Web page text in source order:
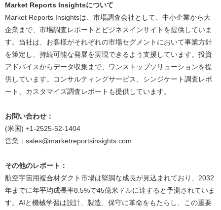
Market Reports Insightsについて
Market Reports Insightsは、市場調査会社として、中小企業から大
企業まで、市場調査レポートとビジネスインサイトを提供していま
す。当社は、お客様がそれぞれの市場セグメントにおいて事業方針
を策定し、持続可能な発展を実現できるよう支援しています。投資
アドバイスからデータ収集まで、ワンストップソリューションを提
供しています。コンサルティングサービス、シンジケート調査レポ
ート、カスタマイズ調査レポートも提供しています。
お問い合わせ：
(米国) +1-2525-52-1404
営業：sales@marketreportsinsights.com
その他のレポート：
航空宇宙用複合材ダクト市場は堅調な成長が見込まれており、2032
年までに年平均成長率8.5%で45億米ドルに達すると予測されていま
す。AIと機械学習は設計、製造、保守に革命をもたらし、この重要